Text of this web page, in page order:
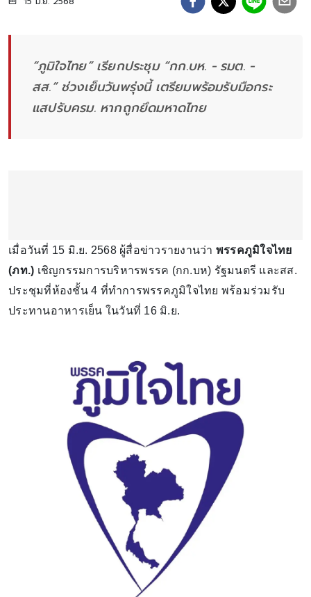
“ภูมิใจไท​ย” เรียกประชุม “กก.บห.​ -​ รมต.​ -​
สส.” ช่วงเย็นวันพรุ่งนี้ เตรียมพร้อมรับมือกระ
แสปรับครม. หากถูกยึดมหาดไทย
เมื่อวันที่ 15 มิ.ย. 2568 ผู้สื่อข่าวรายงานว่า พรรคภูมิใจ​ไทย​
(ภท.) เชิญกรรมการบริหารพรรค (กก.บห) รัฐมนตรี และสส.
ประชุมที่ห้องชั้น 4 ที่ทำการพรรคภูมิใจไทย พร้อมร่วมรับ
ประทานอาหารเย็น​ ในวันที่ 16 มิ.ย.